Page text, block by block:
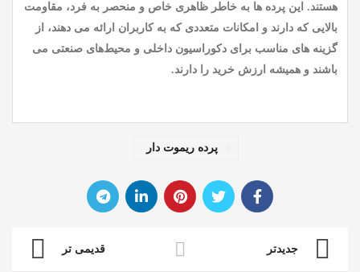
هستند. این پرده ها به خاطر ظاهری خاص و منحصر به فرد، مقاومت
بالایی که دارند و امکانات متعددی که به کاربران ارائه می دهند، از
گزینه های مناسب برای دکوراسیون داخلی و محیط‌های صنعتی می
باشند و همیشه ارزش خرید را دارند.
پرده ریموت دار
جدیدتر قدیمی تر